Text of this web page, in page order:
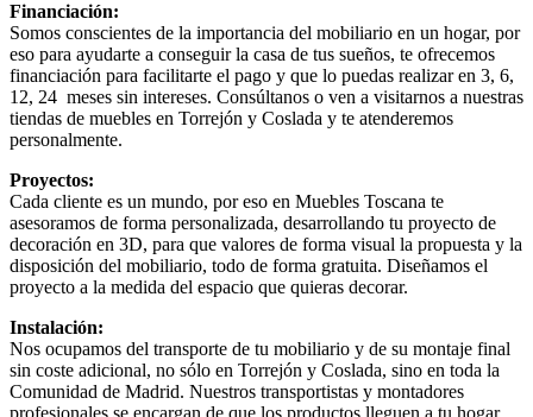
Financiación:
Somos conscientes de la importancia del mobiliario en un hogar, por
eso para ayudarte a conseguir la casa de tus sueños, te ofrecemos
financiación para facilitarte el pago y que lo puedas realizar en 3, 6,
12, 24 meses sin intereses. Consúltanos o ven a visitarnos a nuestras
tiendas de muebles en Torrejón y Coslada y te atenderemos
personalmente.
Proyectos:
Cada cliente es un mundo, por eso en Muebles Toscana te
asesoramos de forma personalizada, desarrollando tu proyecto de
decoración en 3D, para que valores de forma visual la propuesta y la
disposición del mobiliario, todo de forma gratuita. Diseñamos el
proyecto a la medida del espacio que quieras decorar.
Instalación:
Nos ocupamos del transporte de tu mobiliario y de su montaje final
sin coste adicional, no sólo en Torrejón y Coslada, sino en toda la
Comunidad de Madrid. Nuestros transportistas y montadores
profesionales se encargan de que los productos lleguen a tu hogar